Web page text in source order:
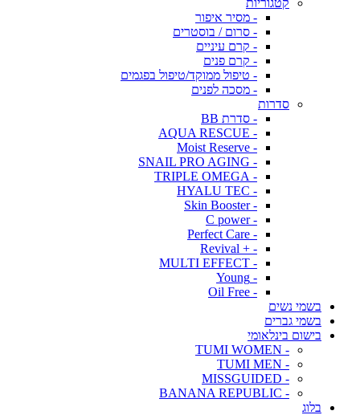
קטגוריות
- מסיר איפור
- סרום / בוסטרים
- קרם עיניים
- קרם פנים
- טיפול ממוקד/טיפול בפגמים
- מסכה לפנים
סדרות
- סדרת BB
- AQUA RESCUE
- Moist Reserve
- SNAIL PRO AGING
- TRIPLE OMEGA
- HYALU TEC
- Skin Booster
- C power
- Perfect Care
- + Revival
- MULTI EFFECT
- Young
- Oil Free
בשמי נשים
בשמי גברים
בישום בינלאומי
- TUMI WOMEN
- TUMI MEN
- MISSGUIDED
- BANANA REPUBLIC
בלוג